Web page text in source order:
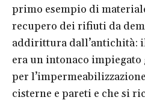
primo esempio di
recupero dei rifiuti da
addirittura dall’antichità:
era un intonaco impiegato
per
cisterne e pareti e che si